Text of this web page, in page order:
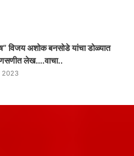
विजय अशोक बनसोडे यांचा डोळ्यात
लेख….वाचा..
2023